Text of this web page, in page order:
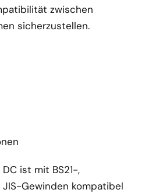
zwischen
sicherzustellen.
ist mit BS21-,
JIS-Gewinden kompatibel